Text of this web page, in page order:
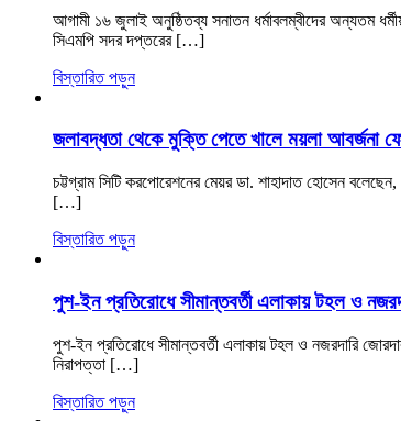
আগামী ১৬ জুলাই অনুষ্ঠিতব্য সনাতন ধর্মাবলম্বীদের অন্যতম
সিএমপি সদর দপ্তরের […]
বিস্তারিত পড়ুন
জলাবদ্ধতা থেকে মুক্তি পেতে খালে ময়লা আবর্জনা
চট্টগ্রাম সিটি করপোরেশনের মেয়র ডা. শাহাদাত হোসেন
[…]
বিস্তারিত পড়ুন
পুশ-ইন প্রতিরোধে সীমান্তবর্তী এলাকায় টহল ও
পুশ-ইন প্রতিরোধে সীমান্তবর্তী এলাকায় টহল ও নজরদারি
নিরাপত্তা […]
বিস্তারিত পড়ুন